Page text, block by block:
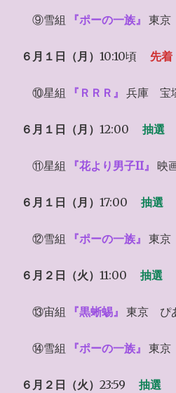
⑨雪組 『ポーの一族』 東京
６月１日（月） 10:10頃 先着
⑩星組 『ＲＲＲ』 兵庫 宝
６月１日（月） 12:00 抽選
⑪星組 『花より男子II』 映
６月１日（月） 17:00 抽選
⑫雪組 『ポーの一族』 東京
６月２日（火） 11:00 抽選
⑬宙組 『黒蜥蜴』 東京 ぴ
⑭雪組 『ポーの一族』 東京
６月２日（火） 23:59 抽選